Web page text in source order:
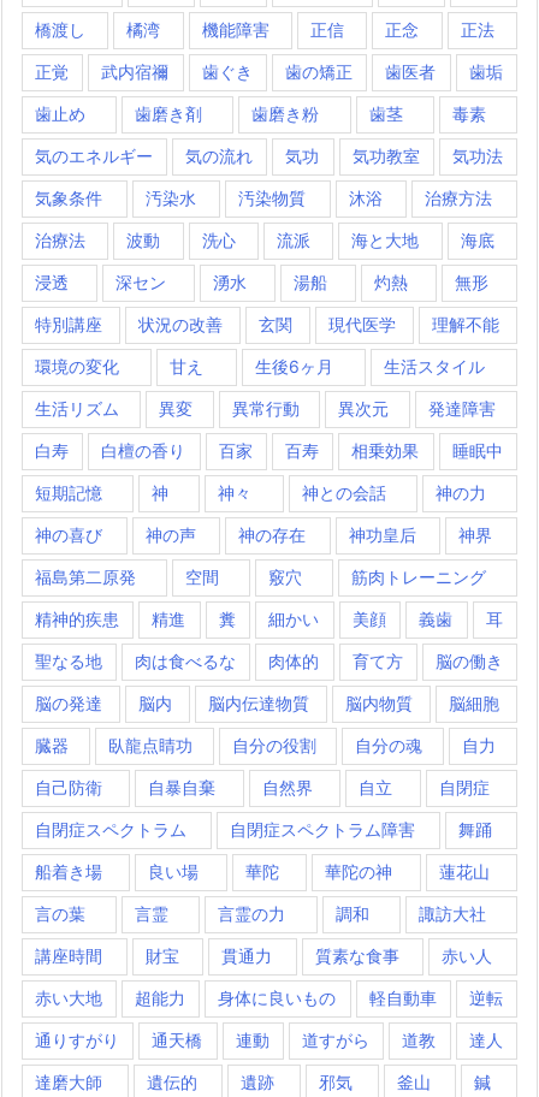
橋渡し 橘湾 機能障害 正信 正念 正法
正覚 武内宿禰 歯ぐき 歯の矯正 歯医者 歯垢
歯止め 歯磨き剤 歯磨き粉 歯茎 毒素
気のエネルギー 気の流れ 気功 気功教室 気功法
気象条件 汚染水 汚染物質 沐浴 治療方法
治療法 波動 洗心 流派 海と大地 海底
浸透 深セン 湧水 湯船 灼熱 無形
特別講座 状況の改善 玄関 現代医学 理解不能
環境の変化 甘え 生後6ヶ月 生活スタイル
生活リズム 異変 異常行動 異次元 発達障害
白寿 白檀の香り 百家 百寿 相乗効果 睡眠中
短期記憶 神 神々 神との会話 神の力
神の喜び 神の声 神の存在 神功皇后 神界
福島第二原発 空間 竅穴 筋肉トレーニング
精神的疾患 精進 糞 細かい 美顔 義歯 耳
聖なる地 肉は食べるな 肉体的 育て方 脳の働き
脳の発達 脳内 脳内伝達物質 脳内物質 脳細胞
臓器 臥龍点睛功 自分の役割 自分の魂 自力
自己防衛 自暴自棄 自然界 自立 自閉症
自閉症スペクトラム 自閉症スペクトラム障害 舞踊
船着き場 良い場 華陀 華陀の神 蓮花山
言の葉 言霊 言霊の力 調和 諏訪大社
講座時間 財宝 貫通力 質素な食事 赤い人
赤い大地 超能力 身体に良いもの 軽自動車 逆転
通りすがり 通天橋 連動 道すがら 道教 達人
達磨大師 遺伝的 遺跡 邪気 釜山 鍼